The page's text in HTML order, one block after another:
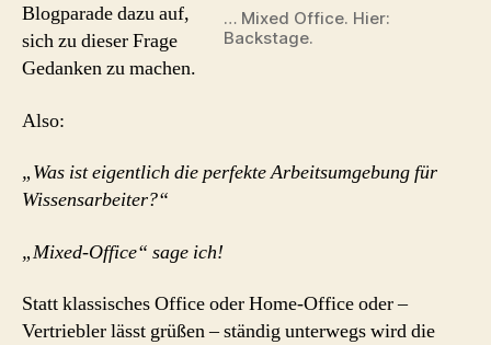
… Mixed Office. Hier:
Backstage.
Blogparade dazu auf,
sich zu dieser Frage
Gedanken zu machen.
Also:
„Was ist eigentlich die perfekte Arbeitsumgebung für
Wissensarbeiter?“
„Mixed-Office“ sage ich!
Statt klassisches Office oder Home-Office oder –
Vertriebler lässt grüßen – ständig unterwegs wird die